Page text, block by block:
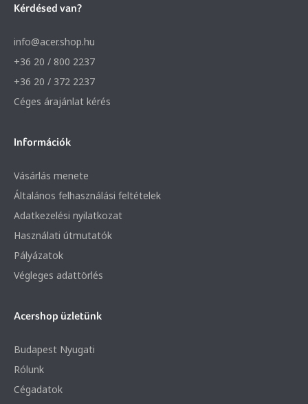
Kérdésed van?
info@acer.shop.hu
+36 20 / 800 2237
+36 20 / 372 2237
Céges árajánlat kérés
Információk
Vásárlás menete
Általános felhasználási feltételek
Adatkezelési nyilatkozat
Használati útmutatók
Pályázatok
Végleges adattörlés
Acershop üzletünk
Budapest Nyugati
Rólunk
Cégadatok